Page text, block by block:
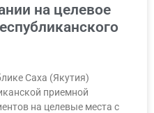
на целевое
Саха (Якутия)
приемной
на целевые места с